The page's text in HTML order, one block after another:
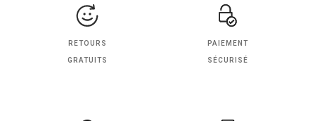
RETOURS
GRATUITS
PAIEMENT
SÉCURISÉ